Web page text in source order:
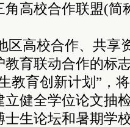
高校合作联盟(简
区高校合作、共享
育联动合作的标
教育创新计划”，
健全学位论文抽
生论坛和暑期学